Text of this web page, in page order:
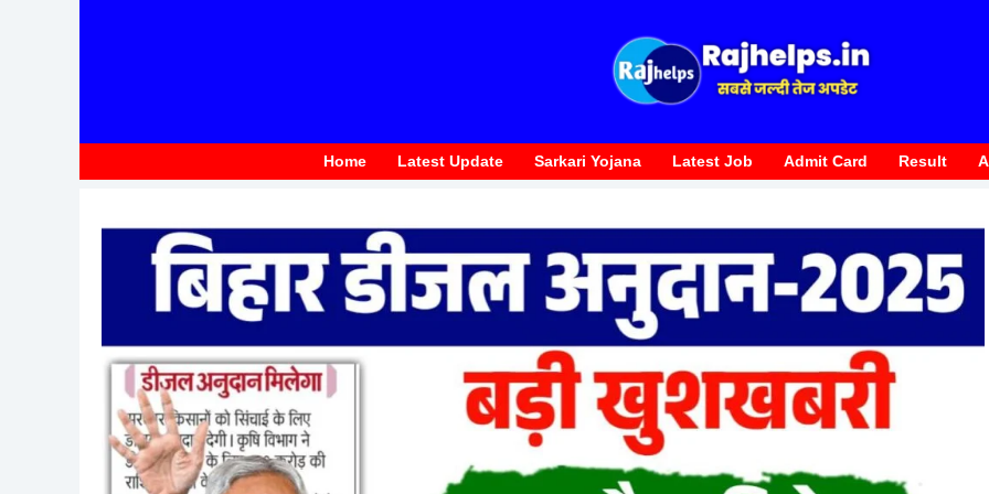
Home Latest Update Sarkari Yojana Latest Job Admit Card Result